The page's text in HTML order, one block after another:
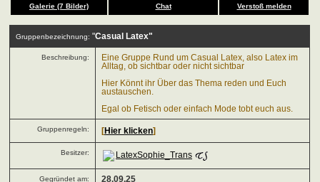
Galerie (7 Bilder) Chat Verstoß melden
Gruppenbezeichnung: "Casual Latex"
Beschreibung:
Eine Gruppe Rund um Casual Latex, also Latex im
Alltag, ob sichtbar oder nicht sichtbar
Hier Könnt ihr Über das Thema reden und Euch
austauschen.
Egal ob Fetisch oder einfach Mode tobt euch aus.
Gruppenregeln: [Hier klicken]
Besitzer: LatexSophie_Trans
Gegründet am: 28.09.25